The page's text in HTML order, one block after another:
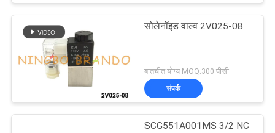
सोलेनॉइड वाल्व 2V025-08
बातचीत योग्य MOQ:300 पीसी
संपर्क
SCG551A001MS 3/2 NC